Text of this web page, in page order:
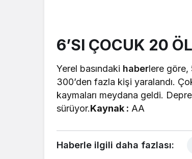
6’SI ÇOCUK 20
Yerel basındaki haberlere göre,
300’den fazla kişi yaralandı.
kaymaları meydana geldi.
sürüyor.Kaynak : AA
Haberle ilgili daha fazlası: